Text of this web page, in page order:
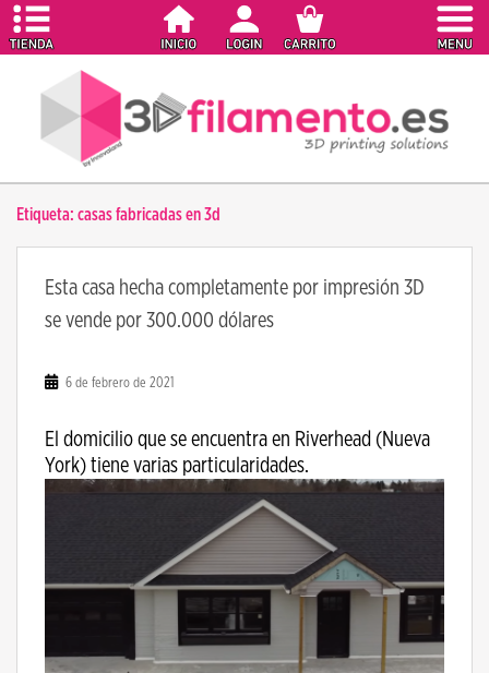
Etiqueta: casas fabricadas en 3d
Esta casa hecha completamente por impresión 3D
se vende por 300.000 dólares
6 de febrero de 2021
El domicilio que se encuentra en Riverhead (Nueva
York) tiene varias particularidades.